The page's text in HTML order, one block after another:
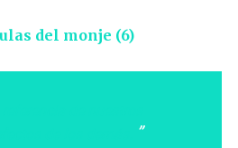
del monje (6)